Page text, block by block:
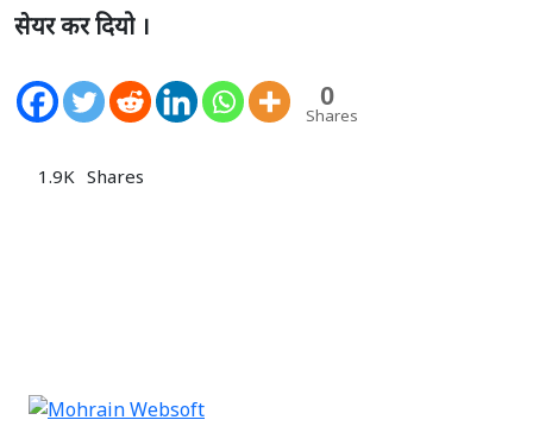
सेयर कर दियो ।
0
Shares
1.9K Shares